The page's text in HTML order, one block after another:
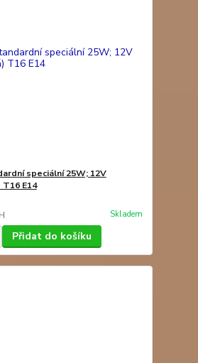
speciální 25W; 12V
E14
Skladem
Přidat do košíku